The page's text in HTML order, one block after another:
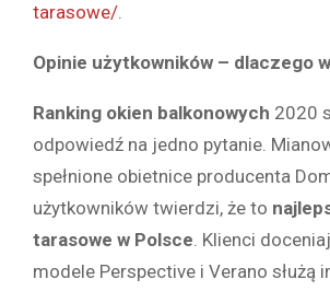
tarasowe/.
Opinie użytkowników – dlaczego
Ranking okien balkonowych 2020
odpowiedź na jedno pytanie.
spełnione obietnice producenta
użytkowników twierdzi, że to
tarasowe w Polsce. Klienci
modele Perspective i Verano służą